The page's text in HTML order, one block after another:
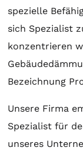
spezielle
sich Spezialist
konzentrieren
Bezeichnung
Unsere Firma
Spezialist für
unseres